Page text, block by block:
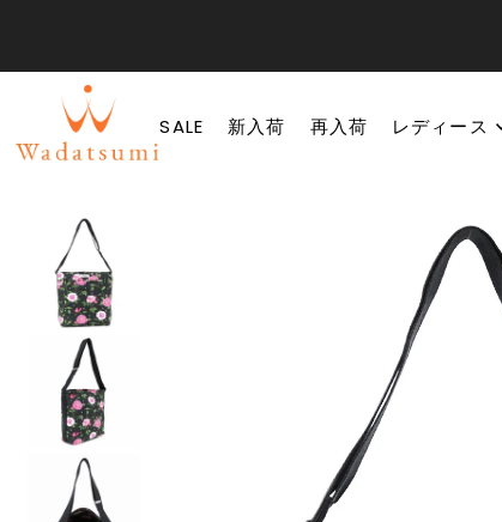
SALE 新入荷 再入荷 レディース